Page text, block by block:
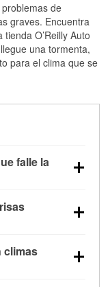
de
graves. Encuentra
O’Reilly Auto
una tormenta,
para el clima que se
falle la
la mitad de
°F, lo que
y la nieve
la visibilidad.
climas